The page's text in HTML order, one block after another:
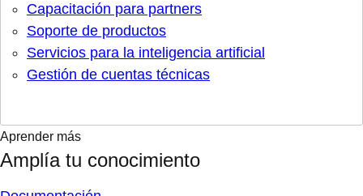
Capacitación para partners
Soporte de productos
Servicios para la inteligencia artificial
Gestión de cuentas técnicas
Aprender más
Amplía tu conocimiento